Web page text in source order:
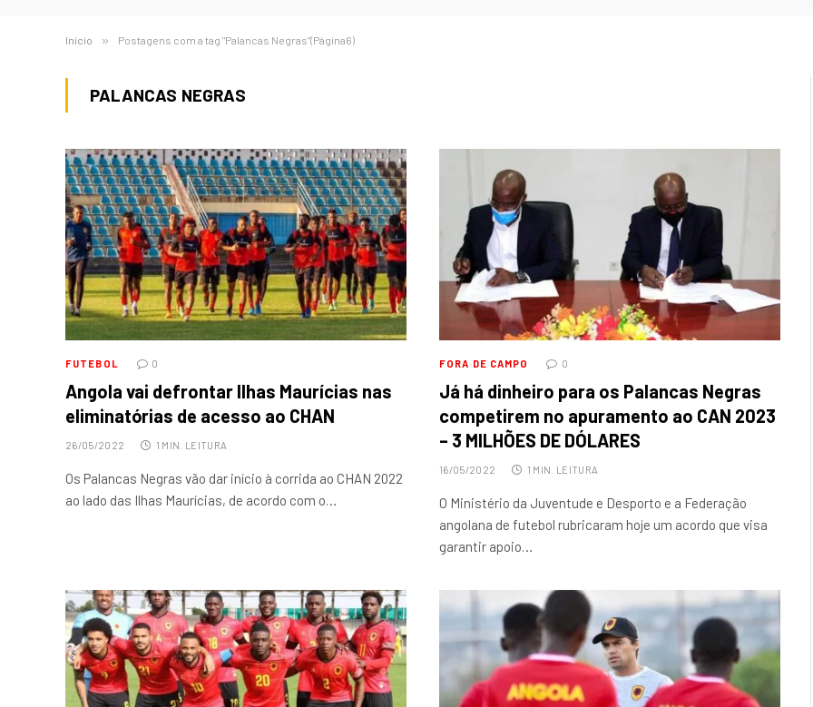
Início » Postagens com a tag "Palancas Negras"(Página6)
PALANCAS NEGRAS
FUTEBOL 0
Angola vai defrontar Ilhas Maurícias nas
eliminatórias de acesso ao CHAN
26/05/2022 1 MIN. LEITURA
Os Palancas Negras vão dar início à corrida ao CHAN 2022
ao lado das Ilhas Maurícias, de acordo com o…
FORA DE CAMPO 0
Já há dinheiro para os Palancas Negras
competirem no apuramento ao CAN 2023
– 3 MILHÕES DE DÓLARES
16/05/2022 1 MIN. LEITURA
O Ministério da Juventude e Desporto e a Federação
angolana de futebol rubricaram hoje um acordo que visa
garantir apoio…